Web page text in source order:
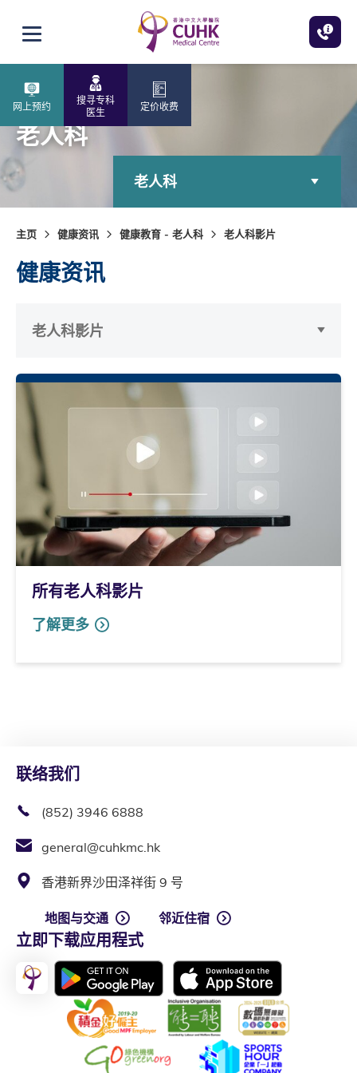
打开选单
网上预约
搜寻专科
医生
定价收费
老人科
老人科
主页 健康资讯 健康教育 - 老人科 老人科影片
健康资讯
老人科影片
所有老人科影片
了解更多
联络我们
(852) 3946 6888
general@cuhkmc.hk
香港新界沙田泽祥街 9 号
地图与交通 邻近住宿
立即下载应用程式